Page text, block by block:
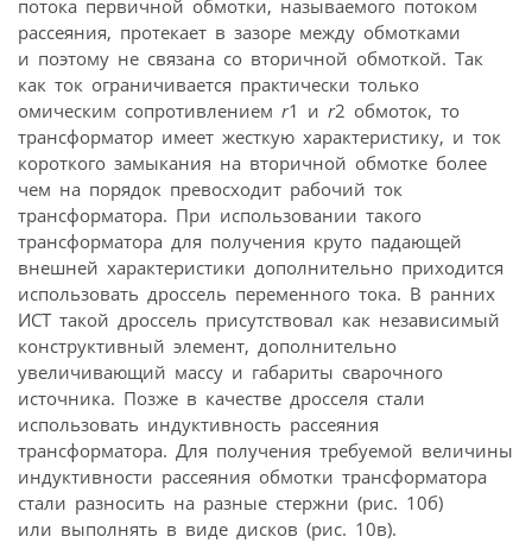
потока первичной обмотки, называемого потоком
рассеяния, протекает в зазоре между обмотками
и поэтому не связана со вторичной обмоткой. Так
как ток ограничивается практически только
омическим сопротивлением r1 и r2 обмоток, то
трансформатор имеет жесткую характеристику, и ток
короткого замыкания на вторичной обмотке более
чем на порядок превосходит рабочий ток
трансформатора. При использовании такого
трансформатора для получения круто падающей
внешней характеристики дополнительно приходится
использовать дроссель переменного тока. В ранних
ИСТ такой дроссель присутствовал как независимый
конструктивный элемент, дополнительно
увеличивающий массу и габариты сварочного
источника. Позже в качестве дросселя стали
использовать индуктивность рассеяния
трансформатора. Для получения требуемой величины
индуктивности рассеяния обмотки трансформатора
стали разносить на разные стержни (рис. 10б)
или выполнять в виде дисков (рис. 10в).